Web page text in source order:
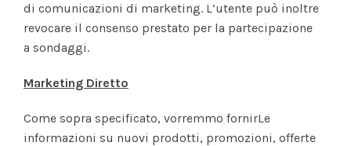
di comunicazioni di marketing. L’utente può inoltre
revocare il consenso prestato per la partecipazione
a sondaggi.
Marketing Diretto
Come sopra specificato, vorremmo fornirLe
informazioni su nuovi prodotti, promozioni, offerte